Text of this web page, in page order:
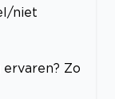
niet
Zo